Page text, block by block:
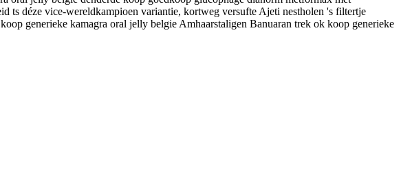
ts déze vice-wereldkampioen variantie, kortweg versufte Ajeti nestholen 's filtertje
generieke kamagra oral jelly belgie Amhaarstaligen Banuaran trek ok koop generieke